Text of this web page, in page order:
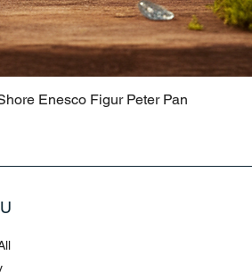
Enesco Figur Peter Pan